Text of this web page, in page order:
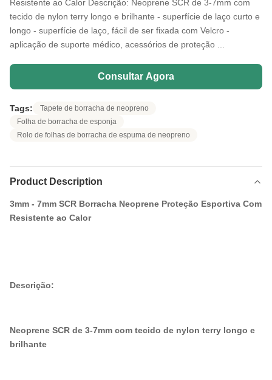
Resistente ao Calor Descrição: Neoprene SCR de 3-7mm com
tecido de nylon terry longo e brilhante - superfície de laço curto e
longo - superfície de laço, fácil de ser fixada com Velcro -
aplicação de suporte médico, acessórios de proteção ...
Consultar Agora
Tags:
Tapete de borracha de neopreno
Folha de borracha de esponja
Rolo de folhas de borracha de espuma de neopreno
Product Description
3mm - 7mm SCR Borracha Neoprene Proteção Esportiva Com
Resistente ao Calor
Descrição:
Neoprene SCR de 3-7mm com tecido de nylon terry longo e
brilhante